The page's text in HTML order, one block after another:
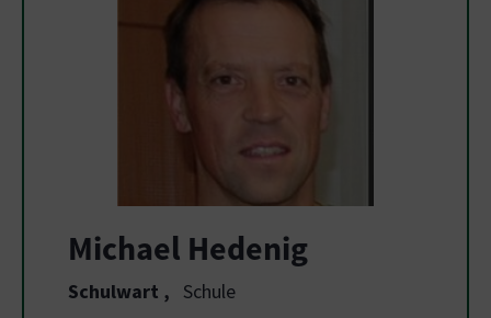
Michael Hedenig
Schulwart , Schule